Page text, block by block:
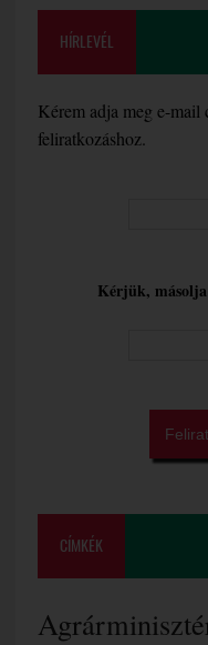
HÍRLEVÉL
Kérem adja meg e-
feliratkozáshoz.
Kérjük,
CÍMKÉK